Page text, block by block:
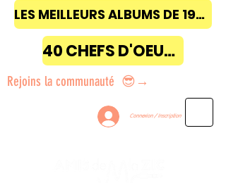
LES MEILLEURS ALBUMS DE 1968 à 2018
40 CHEFS D'OEUVRE
Rejoins la communauté 😎→
Connexion / Inscription